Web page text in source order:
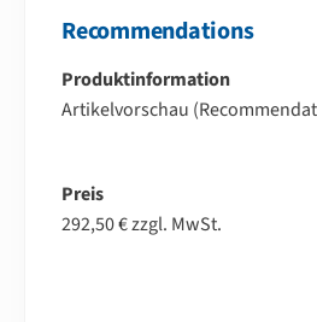
Recommendations
Produktinformation
Artikelvorschau
Preis
292,50 € zzgl. MwSt.